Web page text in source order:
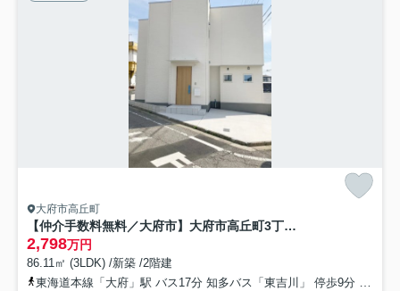
大府市高丘町
【仲介手数料無料／大府市】大府市高丘町3丁目192 新築戸建
2,798万円
86.11㎡ (3LDK) /新築 /2階建
東海道本線「大府」駅 バス17分 知多バス「東吉川」 停歩9分
名鉄